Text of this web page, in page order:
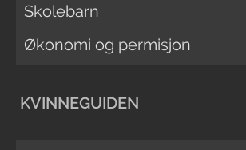
Skolebarn
Økonomi og permisjon
KVINNEGUIDEN